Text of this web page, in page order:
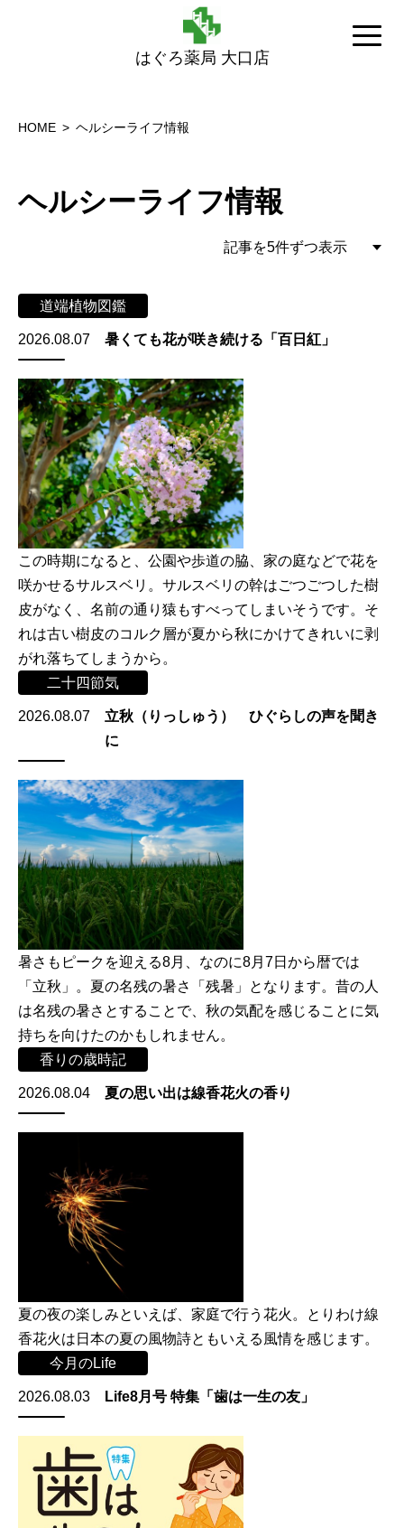
はぐろ薬局 大口店
HOME ヘルシーライフ情報
ヘルシーライフ情報
道端植物図鑑
2026.08.07 暑くても花が咲き続ける「百日紅」
この時期になると、公園や歩道の脇、家の庭などで花を
咲かせるサルスベリ。サルスベリの幹はごつごつした樹
皮がなく、名前の通り猿もすべってしまいそうです。そ
れは古い樹皮のコルク層が夏から秋にかけてきれいに剥
がれ落ちてしまうから。
二十四節気
2026.08.07
立秋（りっしゅう） ひぐらしの声を聞き
に
暑さもピークを迎える8月、なのに8月7日から暦では
「立秋」。夏の名残の暑さ「残暑」となります。昔の人
は名残の暑さとすることで、秋の気配を感じることに気
持ちを向けたのかもしれません。
香りの歳時記
2026.08.04 夏の思い出は線香花火の香り
夏の夜の楽しみといえば、家庭で行う花火。とりわけ線
香花火は日本の夏の風物詩ともいえる風情を感じます。
今月のLife
2026.08.03 Life8月号 特集「歯は一生の友」